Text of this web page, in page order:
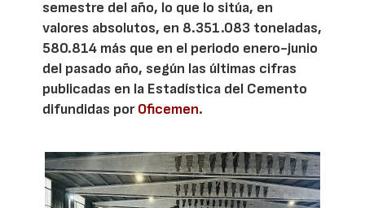
semestre del año, lo que lo sitúa, en
valores absolutos, en 8.351.083 toneladas,
580.814 más que en el periodo enero-junio
del pasado año, según las últimas cifras
publicadas en la Estadística del Cemento
difundidas porOficemen.